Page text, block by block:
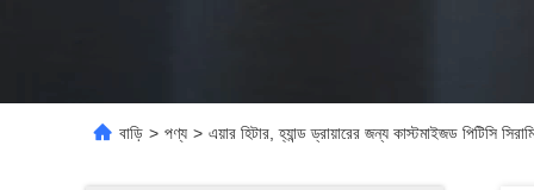
বাড়ি > পণ্য > এয়ার হিটার, হ্যান্ড ড্রায়ারের জন্য কাস্টমাইজড পিটিসি